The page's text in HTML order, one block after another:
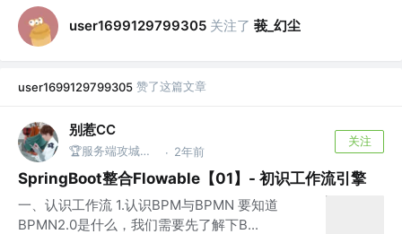
user1699129799305 关注了 莪_幻尘
user1699129799305 赞了这篇文章
别惹CC
🏆服务端攻城狮 @宇宙厂 · 2年前
关注
SpringBoot整合Flowable【01】- 初识工作流引擎
一、认识工作流 1.认识BPM与BPMN 要知道
BPMN2.0是什么，我们需要先了解下B...